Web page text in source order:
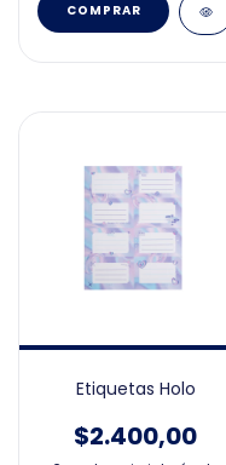
Etiquetas Holo
$2.400,00